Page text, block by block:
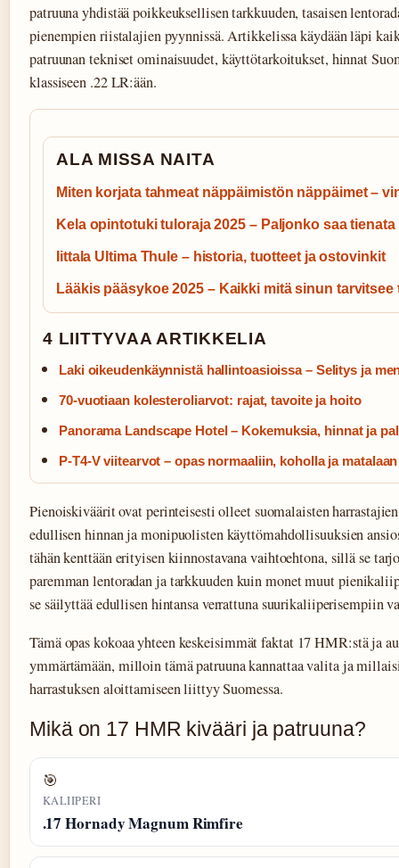
patruuna yhdistää poikkeuksellisen tarkkuuden, tasaisen
pienempien riistalajien pyynnissä. Artikkelissa käydään läpi
patruunan tekniset ominaisuudet, käyttötarkoitukset, hinnat
klassiseen .22 LR:ään.
ALA MISSA NAITA
Miten korjata tahmeat näppäimistön näppäimet –
Kela opintotuki tuloraja 2025 – Paljonko saa tienata
Iittala Ultima Thule – historia, tuotteet ja ostovinkit
Lääkis pääsykoe 2025 – Kaikki mitä sinun tarvitsee
4 LIITTYVAA ARTIKKELIA
Laki oikeudenkäynnistä hallintoasioissa – Selitys ja
70-vuotiaan kolesteroliarvot: rajat, tavoite ja hoito
Panorama Landscape Hotel – Kokemuksia, hinnat ja
P-T4-V viitearvot – opas normaaliin, koholla ja
Pienoiskiväärit ovat perinteisesti olleet suomalaisten
edullisen hinnan ja monipuolisten käyttömahdollisuuksien
tähän kenttään erityisen kiinnostavana vaihtoehtona, sillä se
paremman lentoradan ja tarkkuuden kuin monet muut
se säilyttää edullisen hintansa verrattuna suurikaliiperisempiin
Tämä opas kokoaa yhteen keskeisimmät faktat 17 HMR:stä ja
ymmärtämään, milloin tämä patruuna kannattaa valita ja
harrastuksen aloittamiseen liittyy Suomessa.
Mikä on 17 HMR kivääri ja patruuna?
🎯
KALIIPERI
.17 Hornady Magnum Rimfire